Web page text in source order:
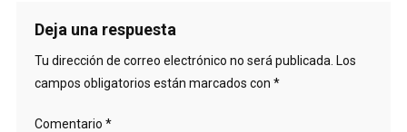
Deja una respuesta
Tu dirección de correo electrónico no será publicada. Los
campos obligatorios están marcados con *
Comentario *